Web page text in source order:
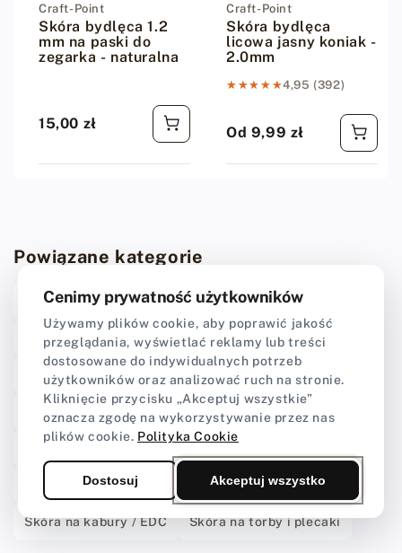
Dostawca:
Craft-Point
Skóra bydlęca 1.2
mm na paski do
zegarka - naturalna
Cena regularna
15,00 zł
Dostawca:
Craft-Point
Skóra bydlęca
licowa jasny koniak -
2.0mm
★★★★★
★★★★★4,95 (392)
Cena regularna
Od 9,99 zł
Powiązane kategorie
Skóra na paski do zegarków - bydlęce i egzotyczne
Skóry egzotyczne - skóra z krokodyla
Bydlęce licowe 1.2 mm Bydlęce licowe 2.0 - 2.5 mm
Skóra Crazy Horse Bydlęce licowe 3.0 - 3.5 mm
Bydlęce licowe 4.0 – 5 mm
Skóra na portfele Skóra na pochwy na noże
Skóra na kabury / EDC Skóra na torby i plecaki
Cenimy prywatność użytkowników
Używamy plików cookie, aby poprawić jakość
przeglądania, wyświetlać reklamy lub treści
dostosowane do indywidualnych potrzeb
użytkowników oraz analizować ruch na stronie.
Kliknięcie przycisku „Akceptuj wszystkie”
oznacza zgodę na wykorzystywanie przez nas
plików cookie. Polityka Cookie
Dostosuj Akceptuj wszystko